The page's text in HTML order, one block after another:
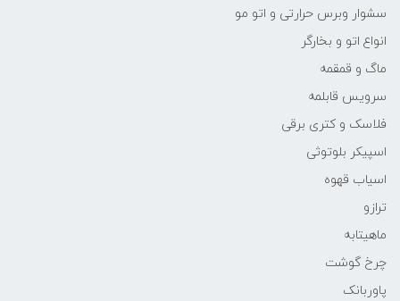
سشوار وبرس حرارتی و اتو مو
انواع اتو و بخارگر
ماگ و قمقمه
سرویس قابلمه
فلاسک و کتری برقی
اسپیکر بلوتوثی
اسیاب قهوه
ترازو
ماهیتابه
چرخ گوشت
پاوربانک